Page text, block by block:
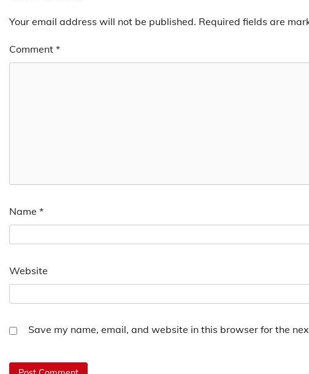
Your email address will not be published. Required fields are
Comment *
Name *
Website
Save my name, email, and website in this browser for the